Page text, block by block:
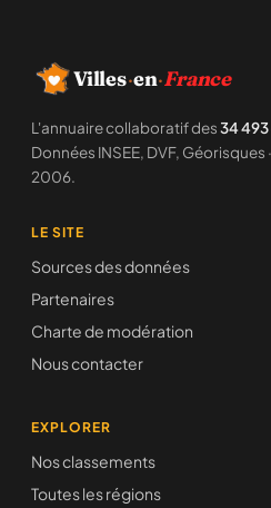
Villes·en·France
L'annuaire collaboratif des34
Données INSEE, DVF,
2006.
LE SITE
Sources des données
Partenaires
Charte de modération
Nous contacter
EXPLORER
Nos classements
Toutes les régions